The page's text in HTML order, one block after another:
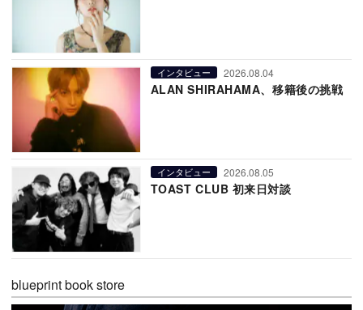
インタビュー 2026.08.04
ALAN SHIRAHAMA、移籍後の挑戦
インタビュー 2026.08.05
TOAST CLUB 初来日対談
blueprint book store